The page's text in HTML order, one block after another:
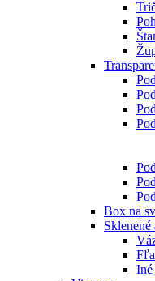
Box na
Iné